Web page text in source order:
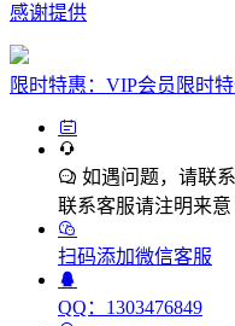
感谢提供
限时特惠：VIP会员限时
如遇问题，请联
联系客服请注明来意
扫码添加微信客服
QQ：1303476849